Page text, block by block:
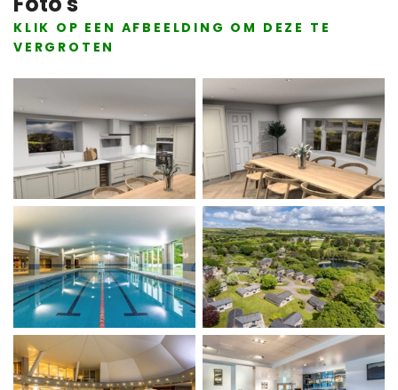
KLIK OP EEN AFBEELDING OM DEZE TE
VERGROTEN